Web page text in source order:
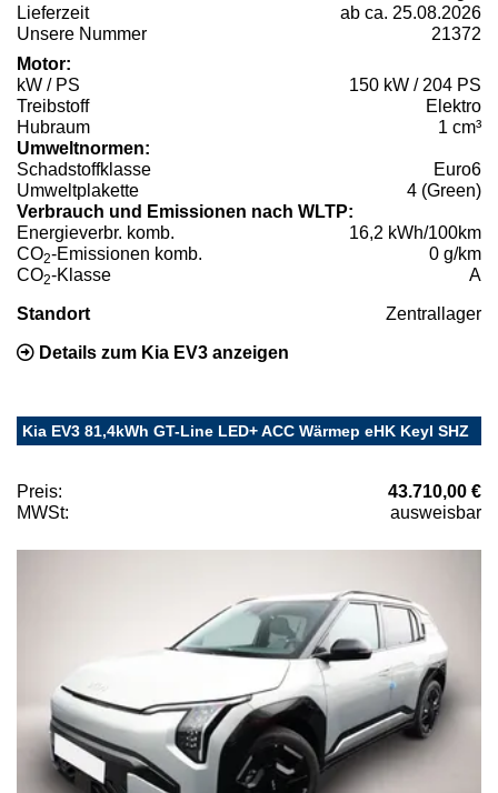
Lieferzeit
ab ca. 25.08.2026
Unsere Nummer
21372
Motor:
kW / PS
150 kW / 204 PS
Treibstoff
Elektro
Hubraum
1 cm³
Umweltnormen:
Schadstoffklasse
Euro6
Umweltplakette
4 (Green)
Verbrauch und Emissionen nach WLTP:
Energieverbr. komb.
16,2 kWh/100km
CO2-Emissionen komb.
0 g/km
CO2-Klasse A
Standort Zentrallager
Details zum Kia EV3 anzeigen
Kia EV3 81,4kWh GT-Line LED+ ACC Wärmep eHK Keyl SHZ
Preis:
43.710,00 €
MWSt:
ausweisbar